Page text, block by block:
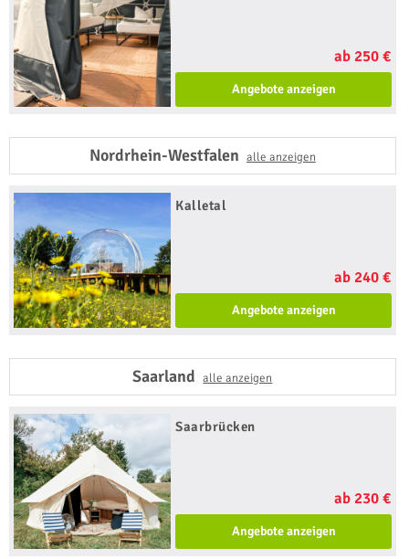
ab 250 €
Angebote anzeigen
Nordrhein-Westfalen alle anzeigen
Kalletal
ab 240 €
Angebote anzeigen
Saarlandalle anzeigen
Saarbrücken
ab 230 €
Angebote anzeigen